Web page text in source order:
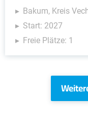
Bakum, Kreis
Start: 2027
Freie Plätze: 1